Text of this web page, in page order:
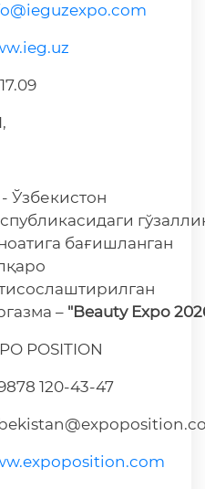
Ўзбекистон
бағишланган
– "Beauty Expo
POSITION
120-43-47